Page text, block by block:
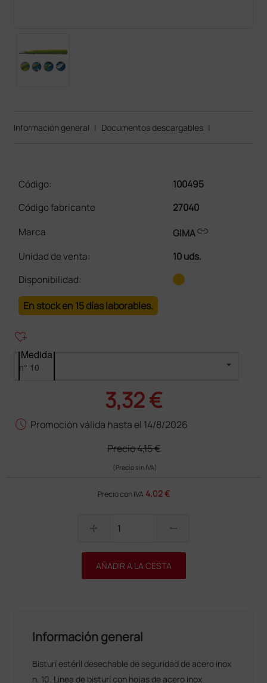
Información general | Documentos descargables |
Código:
100495
Código fabricante
27040
Marca
GIMAlink
Unidad de venta:
10 uds.
Disponibilidad:
En stock en 15 días laborables.
heart_plus
Medida
3,32 €
schedule Promoción válida hasta el 14/8/2026
Precio4,15 €
(Precio sin IVA)
Precio con IVA 4,02 €
add remove
AÑADIR A LA CESTA
Información general
Bisturí estéril desechable de seguridad de acero inox
n. 10. Línea de bisturí con hojas de acero inox